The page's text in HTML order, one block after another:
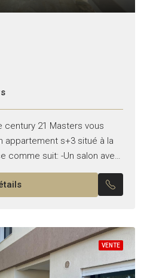
century 21 Masters vous
appartement s+3 situé à la
comme suit: -Un salon avec
avec un espace...
VENTE